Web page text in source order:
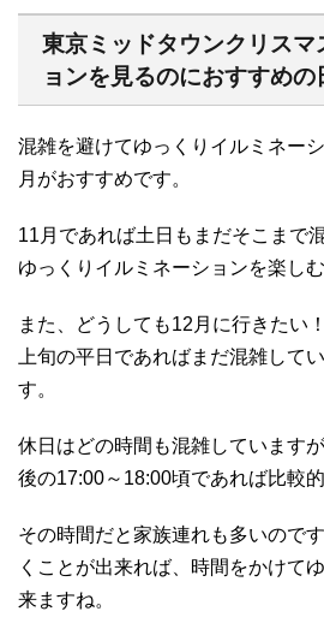
東京ミッドタウンクリスマ
ョンを見るのにおすすめの
混雑を避けてゆっくりイルミネー
月がおすすめです。
11月であれば土日もまだそこまで
ゆっくりイルミネーションを楽し
また、どうしても12月に行きたい
上旬の平日であればまだ混雑して
す。
休日はどの時間も混雑しています
後の17:00～18:00頃であれば比較
その時間だと家族連れも多いので
くことが出来れば、時間をかけて
来ますね。